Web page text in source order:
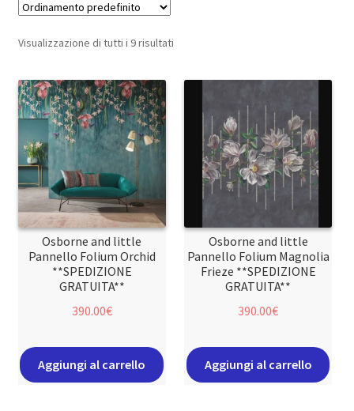
Visualizzazione di tutti i 9 risultati
Osborne and little
Pannello Folium Orchid
**SPEDIZIONE
GRATUITA**
390.00€
Aggiungi al carrello
Osborne and little
Pannello Folium Magnolia
Frieze **SPEDIZIONE
GRATUITA**
390.00€
Aggiungi al carrello